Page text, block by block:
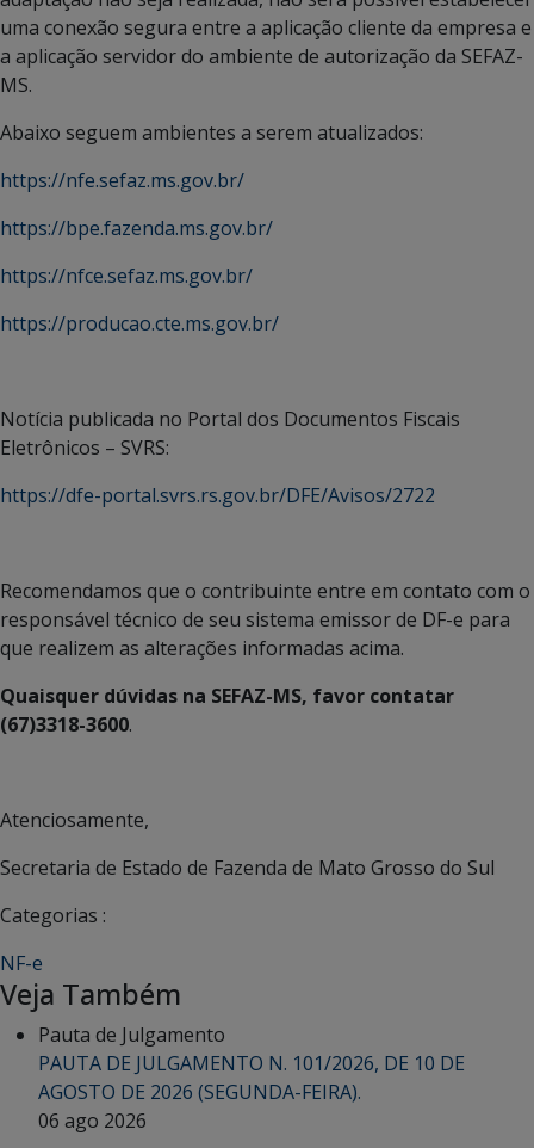
uma conexão segura entre a aplicação cliente da empresa e
a aplicação servidor do ambiente de autorização da SEFAZ-
MS.
Abaixo seguem ambientes a serem atualizados:
https://nfe.sefaz.ms.gov.br/
https://bpe.fazenda.ms.gov.br/
https://nfce.sefaz.ms.gov.br/
https://producao.cte.ms.gov.br/
Notícia publicada no Portal dos Documentos Fiscais
Eletrônicos – SVRS:
https://dfe-portal.svrs.rs.gov.br/DFE/Avisos/2722
Recomendamos que o contribuinte entre em contato com o
responsável técnico de seu sistema emissor de DF-e para
que realizem as alterações informadas acima.
Quaisquer dúvidas na SEFAZ-MS, favor contatar
(67)3318-3600.
Atenciosamente,
Secretaria de Estado de Fazenda de Mato Grosso do Sul
Categorias :
NF-e
Veja Também
Pauta de Julgamento
PAUTA DE JULGAMENTO N. 101/2026, DE 10 DE
AGOSTO DE 2026 (SEGUNDA-FEIRA).
06 ago 2026